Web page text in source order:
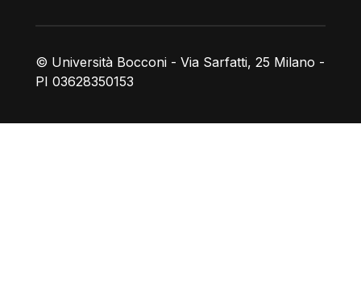
© Università Bocconi - Via Sarfatti, 25 Milano -
PI 03628350153